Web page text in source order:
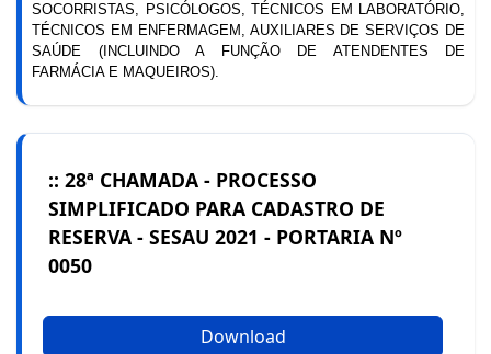
SOCORRISTAS, PSICÓLOGOS, TÉCNICOS EM LABORATÓRIO,
TÉCNICOS EM ENFERMAGEM, AUXILIARES DE SERVIÇOS DE
SAÚDE (INCLUINDO A FUNÇÃO DE ATENDENTES DE
FARMÁCIA E MAQUEIROS).
:: 28ª CHAMADA - PROCESSO
SIMPLIFICADO PARA CADASTRO DE
RESERVA - SESAU 2021 - PORTARIA Nº
0050
Download